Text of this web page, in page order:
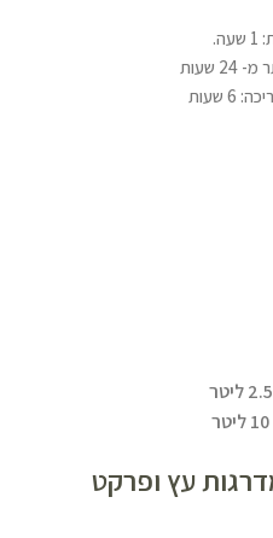
שעות
שעות
עץ ופרקט